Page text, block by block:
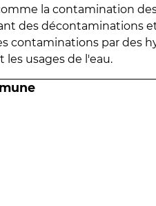
la contamination
des décontaminations
contaminations par des
les usages de l'eau.